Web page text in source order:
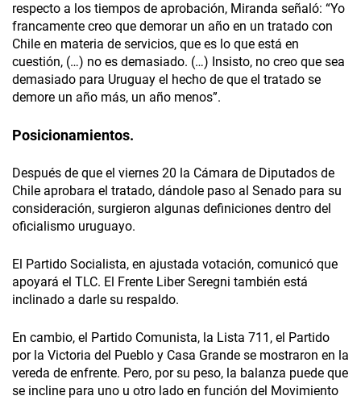
respecto a los tiempos de aprobación, Miranda señaló: “Yo
francamente creo que demorar un año en un tratado con
Chile en materia de servicios, que es lo que está en
cuestión, (…) no es demasiado. (…) Insisto, no creo que sea
demasiado para Uruguay el hecho de que el tratado se
demore un año más, un año menos”.
Posicionamientos.
Después de que el viernes 20 la Cámara de Diputados de
Chile aprobara el tratado, dándole paso al Senado para su
consideración, surgieron algunas definiciones dentro del
oficialismo uruguayo.
El Partido Socialista, en ajustada votación, comunicó que
apoyará el TLC. El Frente Liber Seregni también está
inclinado a darle su respaldo.
En cambio, el Partido Comunista, la Lista 711, el Partido
por la Victoria del Pueblo y Casa Grande se mostraron en la
vereda de enfrente. Pero, por su peso, la balanza puede que
se incline para uno u otro lado en función del Movimiento